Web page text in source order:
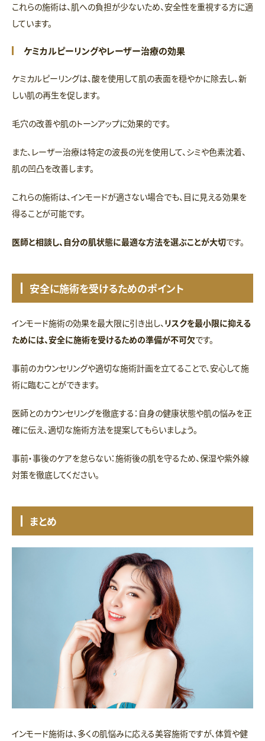
これらの施術は、肌への負担が少ないため、安全性を重視する方に適
しています。
ケミカルピーリングやレーザー治療の効果
ケミカルピーリングは、酸を使用して肌の表面を穏やかに除去し、新
しい肌の再生を促します。
毛穴の改善や肌のトーンアップに効果的です。
また、レーザー治療は特定の波長の光を使用して、シミや色素沈着、
肌の凹凸を改善します。
これらの施術は、インモードが適さない場合でも、目に見える効果を
得ることが可能です。
医師と相談し、自分の肌状態に最適な方法を選ぶことが大切です。
安全に施術を受けるためのポイント
インモード施術の効果を最大限に引き出し、リスクを最小限に抑える
ためには、安全に施術を受けるための準備が不可欠です。
事前のカウンセリングや適切な施術計画を立てることで、安心して施
術に臨むことができます。
医師とのカウンセリングを徹底する：自身の健康状態や肌の悩みを正
確に伝え、適切な施術方法を提案してもらいましょう。
事前・事後のケアを怠らない：施術後の肌を守るため、保湿や紫外線
対策を徹底してください。
まとめ
インモード施術は、多くの肌悩みに応える美容施術ですが、体質や健